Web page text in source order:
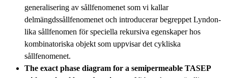
generalisering av sållfenomenet som vi kallar
delmängdssållfenomenet och introducerar begreppet Lyndon-
lika sållfenomen för speciella rekursiva egenskaper hos
kombinatoriska objekt som uppvisar det cykliska
sållfenomenet.
The exact phase diagram for a semipermeable TASEP